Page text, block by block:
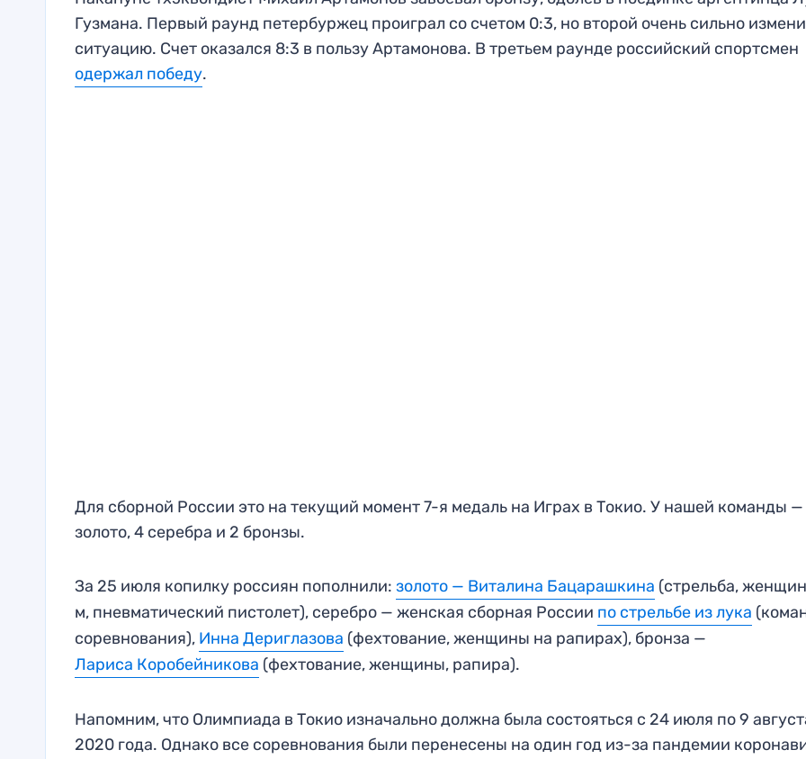
Гузмана. Первый раунд петербуржец проиграл со счетом 0:3, но второй очень сильно
ситуацию. Счет оказался 8:3 в пользу Артамонова. В третьем раунде российский спортсмен
одержал победу.
Для сборной России это на текущий момент 7-я медаль на Играх в Токио. У нашей команды —
золото, 4 серебра и 2 бронзы.
За 25 июля копилку россиян пополнили: золото — Виталина Бацарашкина (стрельба,
м, пневматический пистолет), серебро — женская сборная России по стрельбе из лука
соревнования), Инна Дериглазова (фехтование, женщины на рапирах), бронза —
Лариса Коробейникова (фехтование, женщины, рапира).
Напомним, что Олимпиада в Токио изначально должна была состояться с 24 июля по 9
2020 года. Однако все соревнования были перенесены на один год из-за пандемии